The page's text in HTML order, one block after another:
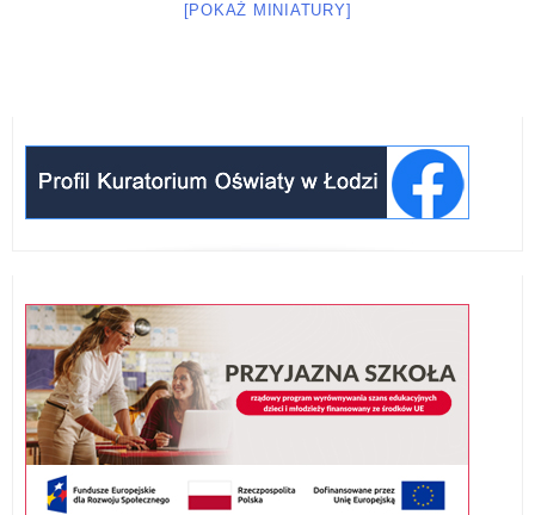
[POKAŻ MINIATURY]